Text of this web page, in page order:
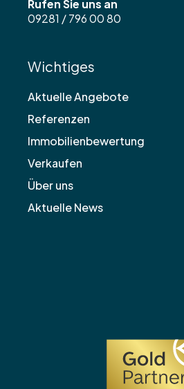
Rufen Sie uns an
09281 / 796 00 80
Wichtiges
Aktuelle Angebote
Referenzen
Immobilienbewertung
Verkaufen
Über uns
Aktuelle News